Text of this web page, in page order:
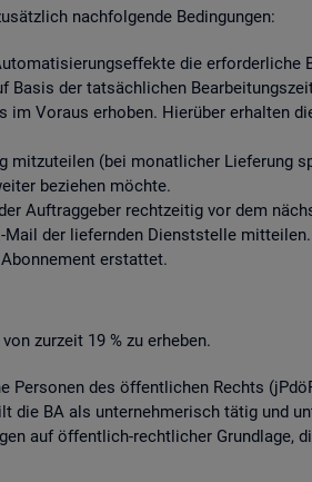
nach­fol­gen­de Be­din­gun­gen:
die er­for­der­li­che
der tat­säch­li­chen
im Vor­aus er­ho­ben. Hier­über er­hal­ten
mit­zu­tei­len (bei mo­nat­li­cher Lie­fe­rung
be­zie­hen möch­te.
Auf­trag­ge­ber recht­zei­tig vor dem
der lie­fern­den Dienst­stel­le mit­tei­len.
er­stat­tet.
zur­zeit 19 % zu er­he­ben.
Per­so­nen des öf­fent­li­chen Rechts
die BA als un­ter­neh­me­risch tätig und
auf öf­fent­lich-recht­li­cher Grund­la­ge,